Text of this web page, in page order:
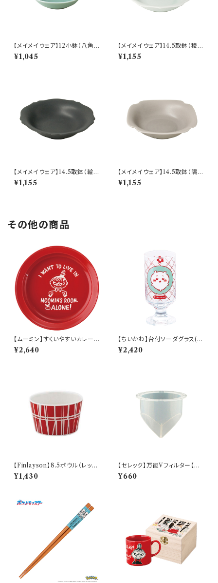
【メイメイウェア】12小鉢（八角
青磁) O-M45404
¥1,045
【メイメイウェア】14.5取鉢（稜花
青白) O-M44402
¥1,155
【メイメイウェア】14.5取鉢（輪花
黒錆) O-M44503
¥1,155
【メイメイウェア】14.5取鉢（隅入
薄灰) O-M44705
¥1,155
その他の商品
【ムーミン】すくいやすいカレー皿
（リトルミィ）【MM9000】MM
9002-320
¥2,640
【ちいかわ】台付ソーダグラス(ち
いかわ)【CKW40】CKW41-81
3
¥2,420
【Finlayson】8.5ボウル（レッ
ド）【コロナ】
¥1,430
【セレック】万能Vフィルター【C-
V-2WM】
¥660